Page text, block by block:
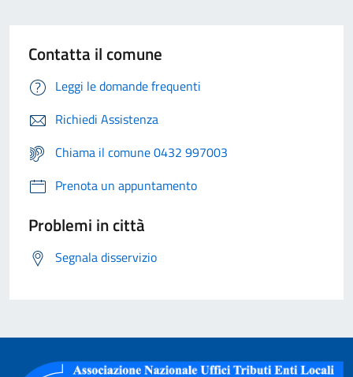
Contatta il comune
Leggi le domande frequenti
Richiedi Assistenza
Chiama il comune 0432 997003
Prenota un appuntamento
Problemi in città
Segnala disservizio